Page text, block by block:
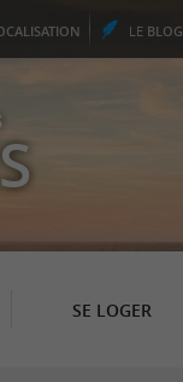
LE BLOG
SE LOGER